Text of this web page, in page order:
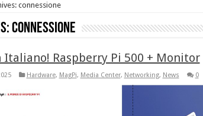
connessione
connessione
Italiano! Raspberry Pi 500 + Monitor
Hardware, MagPi, Media Center, Networking, News 0